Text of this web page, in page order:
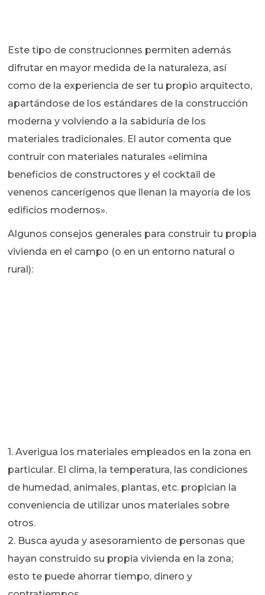
Este tipo de construcionnes permiten además
difrutar en mayor medida de la naturaleza, así
como de la experiencia de ser tu propio arquitecto,
apartándose de los estándares de la construcción
moderna y volviendo a la sabiduría de los
materiales tradicionales. El autor comenta que
contruir con materiales naturales «elimina
beneficios de constructores y el cocktail de
venenos cancerígenos que llenan la mayoría de los
edificios modernos».
Algunos consejos generales para construir tu propia
vivienda en el campo (o en un entorno natural o
rural):
1. Averigua los materiales empleados en la zona en
particular. El clima, la temperatura, las condiciones
de humedad, animales, plantas, etc. propician la
conveniencia de utilizar unos materiales sobre
otros.
2. Busca ayuda y asesoramiento de personas que
hayan construido su propia vivienda en la zona;
esto te puede ahorrar tiempo, dinero y